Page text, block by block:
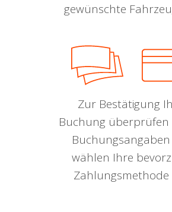
gewünschte
Zur Bestätigung
Buchung überprüfen
wählen Ihre
Zahlungsmethode